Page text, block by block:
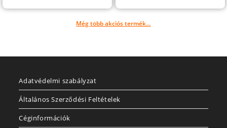
Még több akciós termék...
Adatvédelmi szabályzat
Általános Szerződési Feltételek
Céginformációk